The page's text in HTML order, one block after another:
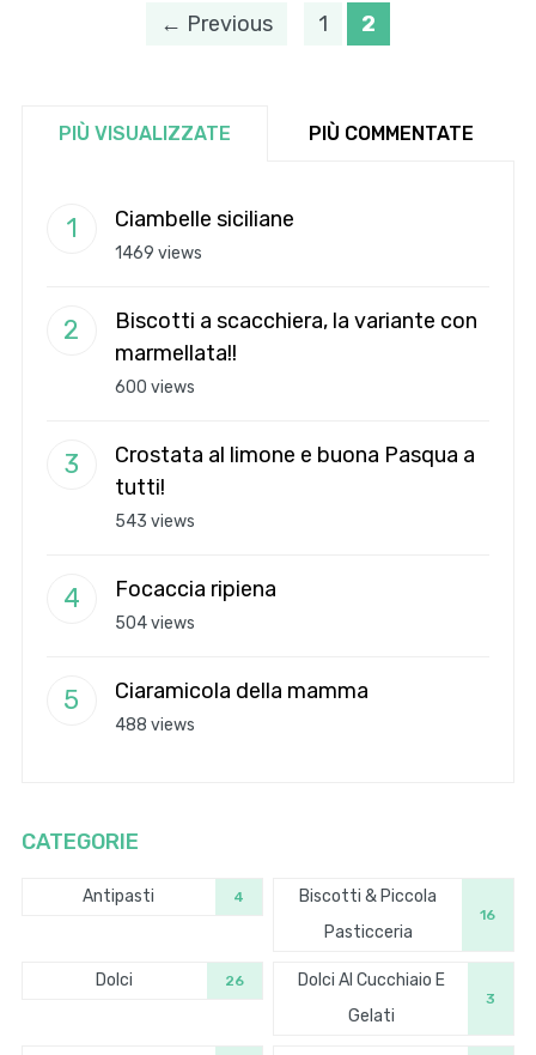
← Previous 1 2
PIÙ VISUALIZZATE PIÙ COMMENTATE
Ciambelle siciliane
1469 views
Biscotti a scacchiera, la variante con
marmellata!!
600 views
Crostata al limone e buona Pasqua a
tutti!
543 views
Focaccia ripiena
504 views
Ciaramicola della mamma
488 views
CATEGORIE
Antipasti 4
Biscotti & Piccola
Pasticceria
16
Dolci 26
Dolci Al Cucchiaio E
Gelati
3